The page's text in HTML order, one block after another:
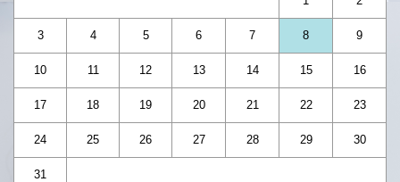
3 4 5 6 7 8 9
10 11 12 13 14 15 16
17 18 19 20 21 22 23
24 25 26 27 28 29 30
31